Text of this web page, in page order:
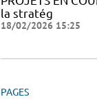
la stratég
18/02/2026 15:25
PAGES